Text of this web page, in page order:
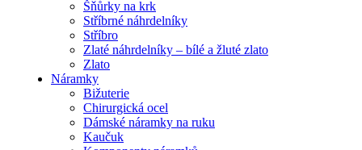
Šňůrky na krk
Stříbrné náhrdelníky
Stříbro
Zlaté náhrdelníky – bílé a žluté zlato
Zlato
Náramky
Bižuterie
Chirurgická ocel
Dámské náramky na ruku
Kaučuk